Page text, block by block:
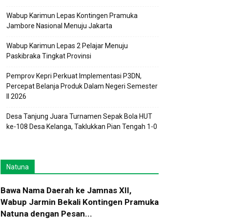
Wabup Karimun Lepas Kontingen Pramuka
Jambore Nasional Menuju Jakarta
Wabup Karimun Lepas 2 Pelajar Menuju
Paskibraka Tingkat Provinsi
Pemprov Kepri Perkuat Implementasi P3DN,
Percepat Belanja Produk Dalam Negeri Semester
II 2026
Desa Tanjung Juara Turnamen Sepak Bola HUT
ke-108 Desa Kelanga, Taklukkan Pian Tengah 1-0
Natuna
Bawa Nama Daerah ke Jamnas XII,
Wabup Jarmin Bekali Kontingen Pramuka
Natuna dengan Pesan...